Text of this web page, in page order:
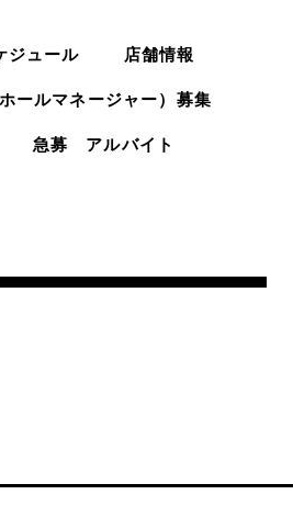
ジュール 店舗情報
ールマネージャー）募集
急募 アルバイト